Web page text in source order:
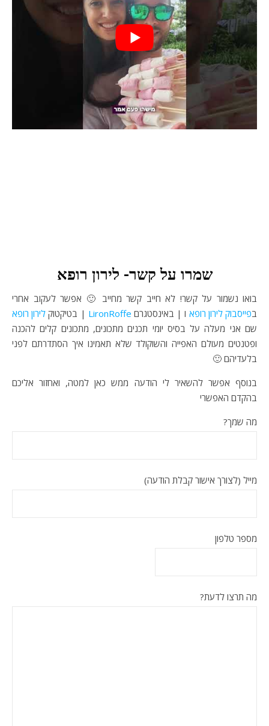
שמרו על קשר- לירון רופא
בואו נשמור על קשר! לא חייב קשר מחייב 🙂 אפשר לעקוב אחרי
בפייסבוק לירון רופא ו | באינסטגרם LironRoffe | בטיקטוק לירון רופא
שם אני מעלה על בסיס יומי תכנים מתכונים, מתכונים קלים להכנה
ופטנטים מעולם האפייה והשוקולד שלא תאמינו איך הסתדרתם לפני
בלעדיהם 🙂
בנוסף אפשר להשאיר לי הודעה ממש כאן למטה, ואחזור אליכם
בהקדם האפשרי
מה שמך?
מייל (לצורך אישור קבלת הודעה)
מספר טלפון
מה תרצו לדעת?